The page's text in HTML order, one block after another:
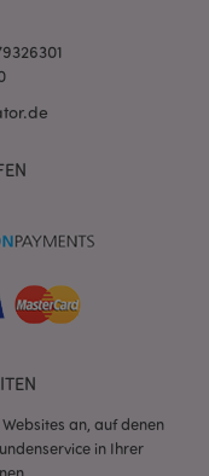
an, auf denen
in Ihrer
Adobe Inc.
www.puckator.de